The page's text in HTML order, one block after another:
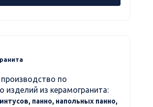
по
изделий из керамогранита:
панно, напольных панно,